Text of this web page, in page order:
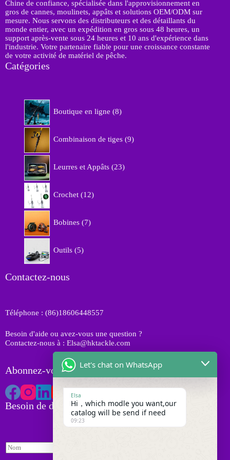
Chine de confiance, spécialisée dans l'approvisionnement en
gros de cannes, moulinets, appâts et solutions OEM/ODM sur
mesure. Nous servons des distributeurs et des détaillants du
monde entier, avec un expédition en gros sous 48 heures, un
support après-vente sous 24 heures et 10 ans d'expérience dans
l'industrie. Votre partenaire fiable pour une croissance constante
de votre activité de matériel de pêche.
Catégories
Boutique en ligne 8p
o
i
Combinaison de tiges 9p
Leurres et Appâts 233
Crochet 122
Bobines 7p
Outils 5p
Contactez-nous
Téléphone : (86)18606448557
Besoin d'aide ou avez-vous une question ?
Contactez-nous à : Elsa@hktackle.com
Abonnez-vous à HK Tackle
Besoin de devis
E
nN
o
Let's chat on WhatsApp
Elsa
Hi，which modle you want,our
catalog will be send if need
09:23